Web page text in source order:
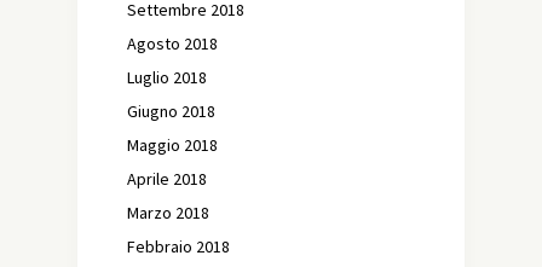
Settembre 2018
Agosto 2018
Luglio 2018
Giugno 2018
Maggio 2018
Aprile 2018
Marzo 2018
Febbraio 2018